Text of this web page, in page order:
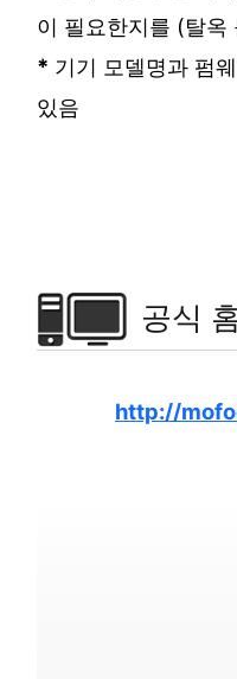
이 필요한지를 (탈옥
* 기기 모델명과 펌
있음
공식
http://